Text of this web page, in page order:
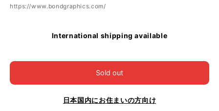
https://www.bondgraphics.com/
International shipping available
Sold out
日本国内にお住まいの方向け